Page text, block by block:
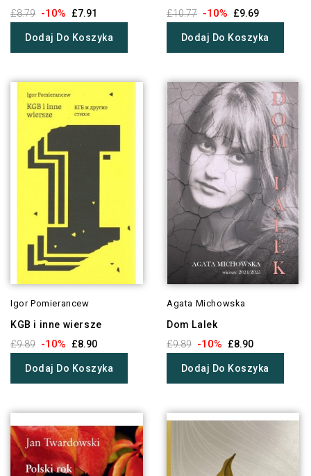
£8.79 -10% £7.91
Dodaj Do Koszyka
£10.77 -10% £9.69
Dodaj Do Koszyka
Igor Pomierancew
KGB i inne wiersze
£9.89 -10% £8.90
Dodaj Do Koszyka
Agata Michowska
Dom Lalek
£9.89 -10% £8.90
Dodaj Do Koszyka